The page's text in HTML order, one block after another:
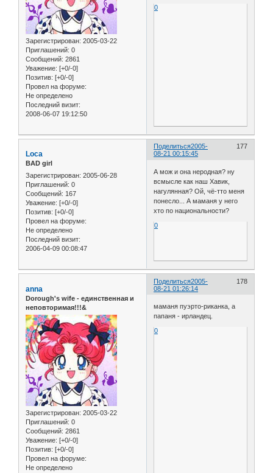
Зарегистрирован: 2005-03-22
Приглашений: 0
Сообщений: 2861
Уважение: [+0/-0]
Позитив: [+0/-0]
Провел на форуме:
Не определено
Последний визит:
2008-06-07 19:12:50
0
Поделиться 177
2005-
08-21 00:15:45
Loca
BAD girl
Зарегистрирован: 2005-06-28
Приглашений: 0
Сообщений: 167
Уважение: [+0/-0]
Позитив: [+0/-0]
Провел на форуме:
Не определено
Последний визит:
2006-04-09 00:08:47
А мож и она неродная? ну
всмысле как наш Хавик,
нагулянная? Ой, чё-тто меня
понесло... А маманя у него
хто по национальности?
0
Поделиться 178
2005-
08-21 01:26:14
anna
Dorough's wife - единственная и
неповторимая!!!&
Зарегистрирован: 2005-03-22
Приглашений: 0
Сообщений: 2861
Уважение: [+0/-0]
Позитив: [+0/-0]
Провел на форуме:
Не определено
маманя пуэрто-риканка, а
папаня - ирландец.
0